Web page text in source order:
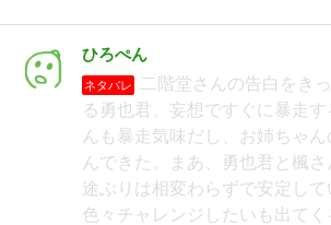
ひろぺん
ネタバレ
二階堂さんの告白をき
る勇也君、妄想ですぐに暴走
んも暴走気味だし、お姉ちゃ
んできた。まあ、勇也君と楓
途ぶりは相変わらずで安定し
色々チャレンジしたいも出てく